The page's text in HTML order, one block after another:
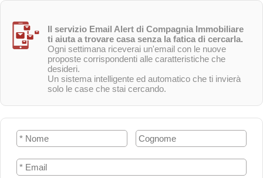
Il servizio Email Alert di Compagnia Immobiliare
ti aiuta a trovare casa senza la fatica di cercarla.
Ogni settimana riceverai un'email con le nuove
proposte corrispondenti alle caratteristiche che
desideri.
Un sistema intelligente ed automatico che ti invierà
solo le case che stai cercando.